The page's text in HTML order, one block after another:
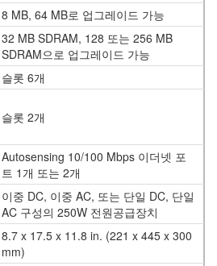
8 MB, 64 MB로 업그레이드 가능
32 MB SDRAM, 128 또는 256 MB
SDRAM으로 업그레이드 가능
슬롯 6개
슬롯 2개
Autosensing 10/100 Mbps 이더넷 포
트 1개 또는 2개
이중 DC, 이중 AC, 또는 단일 DC, 단일
AC 구성의 250W 전원공급장치
8.7 x 17.5 x 11.8 in. (221 x 445 x 300
mm)